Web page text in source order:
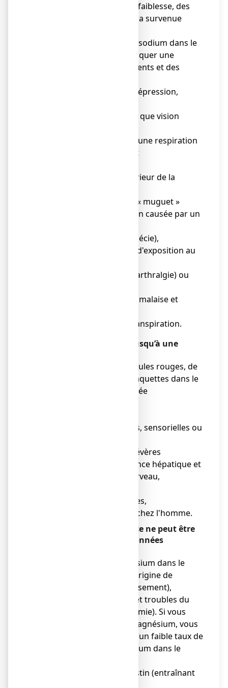
peuvent provoquer une faiblesse, des
ecchymoses ou faciliter la survenue
● diminution du taux de sodium dans le
sang. Celle-ci peut provoquer une
faiblesse, des vomissements et des
● agitation, confusion, dépression,
● troubles de la vue, tels que vision
● apparition soudaine d’une respiration
sifflante ou souffle court
● inflammation de l'intérieur de la
● une infection appelée « muguet »
pouvant affecter l'intestin causée par un
● perte de cheveux (alopécie),
● éruption cutanée lors d'exposition au
● douleurs articulaires (arthralgie) ou
● sensation générale de malaise et
● augmentation de la transpiration.
Très rares (peut affecter jusqu’à une
● faible quantité de globules rouges, de
globules blancs et de plaquettes dans le
sang (une maladie appelée
● hallucinations visuelles, sensorielles ou
● troubles hépatiques sévères
entraînant une insuffisance hépatique et
une inflammation du cerveau,
● troubles rénaux sévères,
● gonflement des seins chez l'homme.
Indéterminée (la fréquence ne peut être
estimée sur la base des données
● faibles taux de magnésium dans le
sang. Cela peut être à l'origine de
faiblesse, nausée (vomissement),
crampes, tremblement et troubles du
rythme cardiaque (arythmie). Si vous
avez un faible taux de magnésium, vous
pouvez également avoir un faible taux de
calcium et/ou de potassium dans le
● inflammation de l’intestin (entraînant